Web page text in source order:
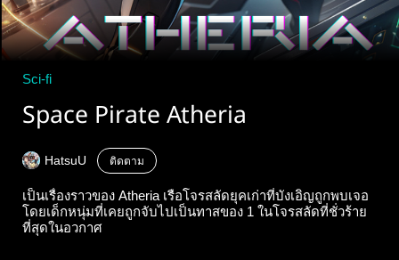
Sci-fi
Space Pirate Atheria
HatsuU ติดตาม
เป็นเรื่องราวของ Atheria เรือโจรสลัดยุคเก่าที่บังเอิญถูกพบเจอ
โดยเด็กหนุ่มที่เคยถูกจับไปเป็นทาสของ 1 ในโจรสลัดที่ชั่วร้าย
ที่สุดในอวกาศ